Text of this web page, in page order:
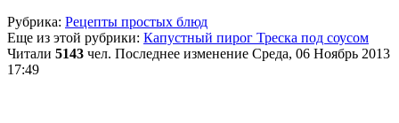
Рубрика: Рецепты простых блюд
Еще из этой рубрики: Капустный пирог Треска под соусом
Читали 5143 чел. Последнее изменение Среда, 06 Ноябрь 2013
17:49